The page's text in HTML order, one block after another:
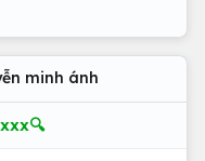
minh ánh